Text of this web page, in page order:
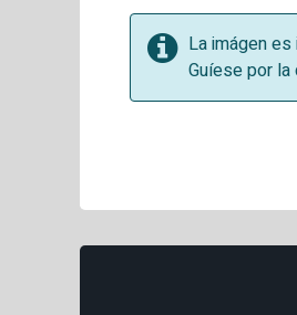
La imágen
Guíese por